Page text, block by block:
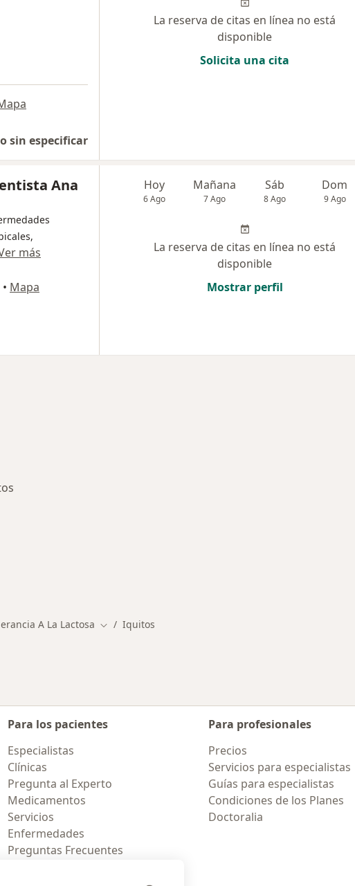
sin especificar
La reserva de citas en línea no está
disponible
Solicita una cita
Ana
más
• Mapa
Hoy
6 Ago
Mañana
7 Ago
Sáb
8 Ago
Dom
9 Ago
La reserva de citas en línea no está
disponible
Mostrar perfil
A La Lactosa Cambiar de ciudad
Iquitos
Para los pacientes
Especialistas
Clínicas
Pregunta al Experto
Medicamentos
Servicios
Enfermedades
Preguntas Frecuentes
Para profesionales
Precios
Servicios para especialistas
Guías para especialistas
Condiciones de los Planes
Doctoralia